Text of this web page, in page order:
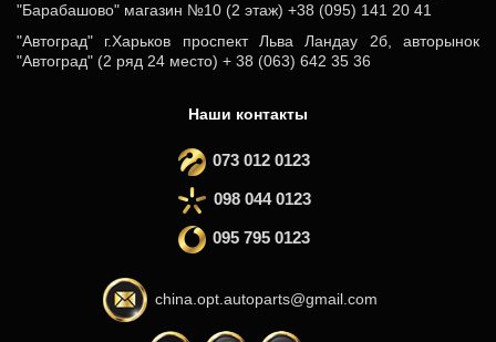
"Барабашово" магазин №10 (2 этаж) +38 (095) 141 20 41
"Автоград" г.Харьков проспект Льва Ландау 2б, авторынок
"Автоград" (2 ряд 24 место) + 38 (063) 642 35 36
Наши контакты
073 012 0123
098 044 0123
095 795 0123
china.opt.autoparts@gmail.com